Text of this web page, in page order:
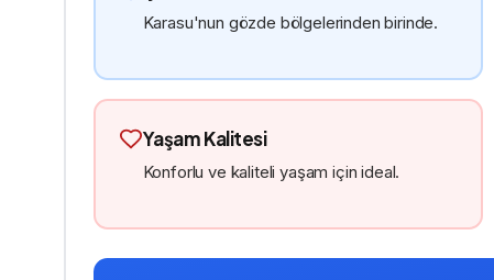
Karasu'nun gözde bölgelerinden birinde.
Yaşam Kalitesi
Konforlu ve kaliteli yaşam için ideal.